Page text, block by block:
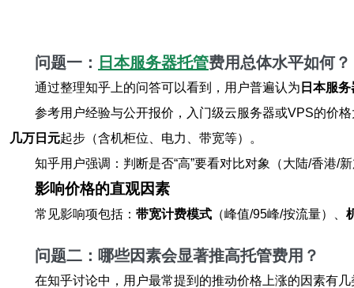
问题一： 日本服务器托管费用总体水平如何？
通过整理知乎上的问答可以看到，用户普遍认为 日本服
参考用户经验与公开报价，入门级云服务器或VPS的价
几万日元起步（含机柜位、电力、带宽等）。
知乎用户强调：判断是否“高”要看对比对象（大陆/香港/
影响价格的直观因素
常见影响项包括： 带宽计费模式 （峰值/95峰/按流量）、
问题二：哪些因素会显著推高托管费用？
在知乎讨论中，用户最常提到的推动价格上涨的因素有